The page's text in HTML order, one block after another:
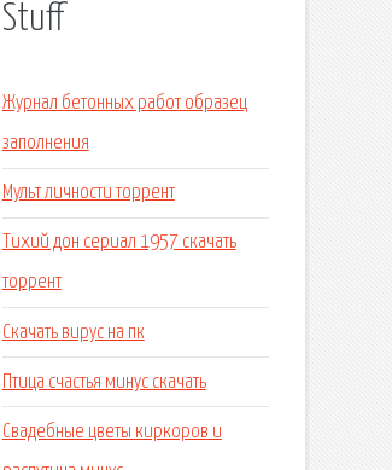
Stuff
Журнал бетонных работ образец
заполнения
Мульт личности торрент
Тихий дон сериал 1957 скачать
торрент
Скачать вирус на пк
Птица счастья минус скачать
Свадебные цветы киркоров и